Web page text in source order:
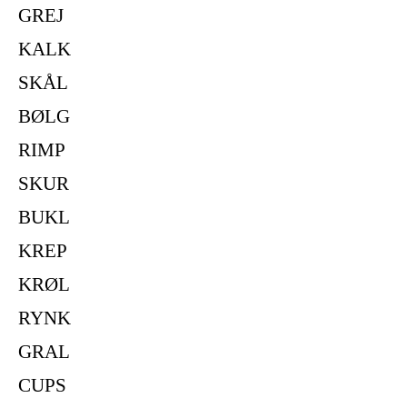
GREJ
KALK
SKÅL
BØLG
RIMP
SKUR
BUKL
KREP
KRØL
RYNK
GRAL
CUPS